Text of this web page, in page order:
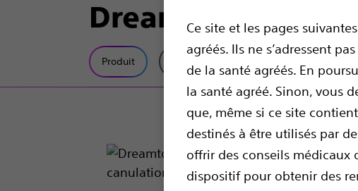
Ce site et les pages
agréés. Ils ne s’adressent
de la santé agréés. En
la santé agréé. Sinon, vous
que, même si ce site
destinés à être utilisés par
offrir des conseils médicaux
dispositif pour obtenir des
Dreamtome™ RX
Produit